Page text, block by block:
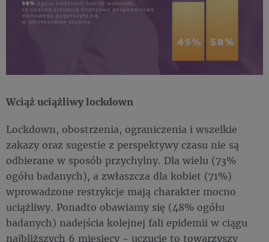
Wciąż uciążliwy lockdown
Lockdown, obostrzenia, ograniczenia i wszelkie
zakazy oraz sugestie z perspektywy czasu nie są
odbierane w sposób przychylny. Dla wielu (73%
ogółu badanych), a zwłaszcza dla kobiet (71%)
wprowadzone restrykcje mają charakter mocno
uciążliwy. Ponadto obawiamy się (48% ogółu
badanych) nadejścia kolejnej fali epidemii w ciągu
najbliższych 6 miesięcy - uczucie to towarzyszy